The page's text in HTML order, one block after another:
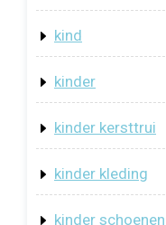
kind
kinder
kinder kersttrui
kinder kleding
kinder schoenen